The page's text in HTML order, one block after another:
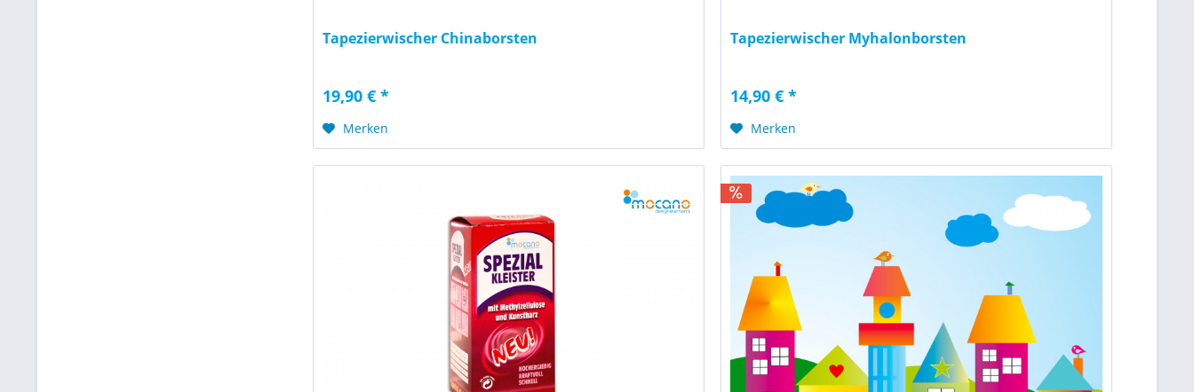
Tapezierwischer Chinaborsten
19,90 € *
Merken
Tapezierwischer Myhalonborsten
14,90 € *
Merken